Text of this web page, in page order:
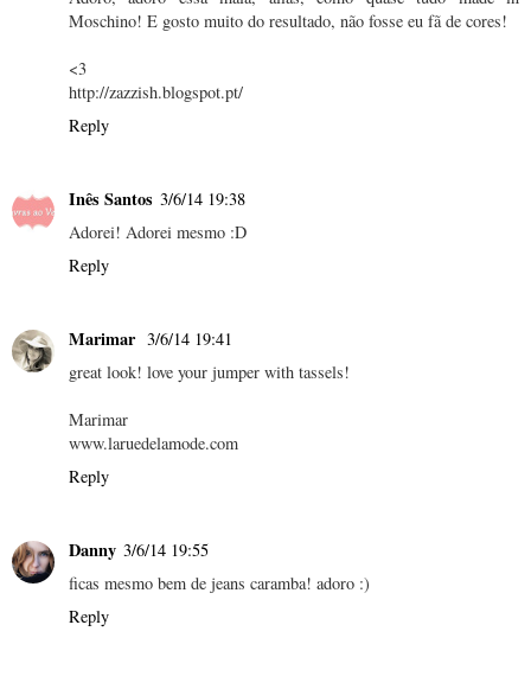
Moschino! E gosto muito do resultado, não fosse eu fã de cores!
<3
http://zazzish.blogspot.pt/
Reply
Inês Santos 3/6/14 19:38
Adorei! Adorei mesmo :D
Reply
Marimar 3/6/14 19:41
great look! love your jumper with tassels!
Marimar
www.laruedelamode.com
Reply
Danny 3/6/14 19:55
ficas mesmo bem de jeans caramba! adoro :)
Reply